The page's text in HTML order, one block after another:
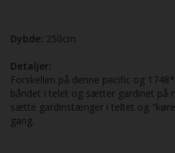
Dybde: 250cm
Detaljer:
Forskellen på denne pacific og
båndet i telet og sætter gardinet på
sætte gardinstænger i teltet og
gang.